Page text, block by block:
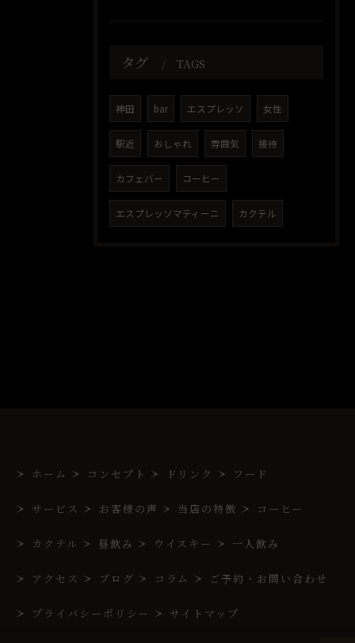
タグ TAGS
神田 bar エスプレッソ 女性
駅近 おしゃれ 雰囲気 接待
カフェバー コーヒー
エスプレッソマティーニ カクテル
ホーム コンセプト ドリンク フード
サービス お客様の声 当店の特徴 コーヒー
カクテル 昼飲み ウイスキー 一人飲み
アクセス ブログ コラム ご予約・お問い合わせ
プライバシーポリシー サイトマップ